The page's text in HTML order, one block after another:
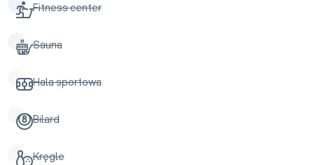
Fitness center
Sauna
Hala sportowa
Bilard
Kręgle